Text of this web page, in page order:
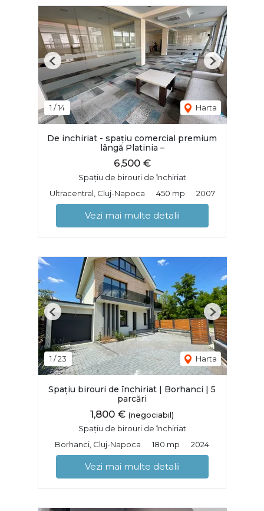
1 /14 Harta
Previous Next
De inchiriat - spațiu comercial premium
lângă Platinia –
6,500 €
Spațiu de birouri de închiriat
Ultracentral, Cluj-Napoca
450 mp 2007
Vezi mai multe detalii
1 /23 Harta
Previous Next
Spațiu birouri de închiriat | Borhanci | 5
parcări
1,800 € (negociabil)
Spațiu de birouri de închiriat
Borhanci, Cluj-Napoca
180 mp 2024
Vezi mai multe detalii